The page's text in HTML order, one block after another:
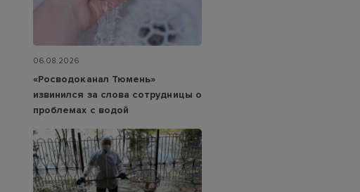
06.08.2026
«Росводоканал Тюмень»
извинился за слова сотрудницы о
проблемах с водой